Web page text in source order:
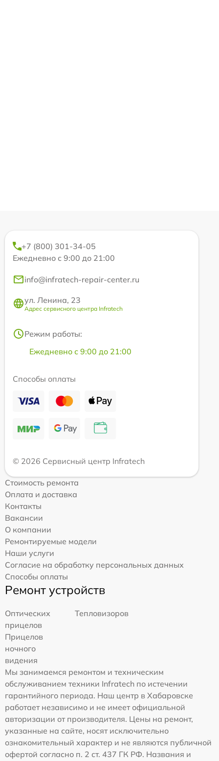
+7 (800) 301-34-05
Ежедневно с 9:00 до 21:00
info@infratech-repair-center.ru
ул. Ленина, 23
Адрес сервисного центра Infratech
Режим работы:
Ежедневно с 9:00 до 21:00
Способы оплаты
© 2026 Сервисный центр Infratech
Стоимость ремонта
Оплата и доставка
Контакты
Вакансии
О компании
Ремонтируемые модели
Наши услуги
Согласие на обработку персональных данных
Способы оплаты
Ремонт устройств
Оптических
прицелов
Тепловизоров
Прицелов
ночного
видения
Мы занимаемся ремонтом и техническим
обслуживанием техники Infratech по истечении
гарантийного периода. Наш центр в Хабаровске
работает независимо и не имеет официальной
авторизации от производителя. Цены на ремонт,
указанные на сайте, носят исключительно
ознакомительный характер и не являются публичной
офертой согласно п. 2 ст. 437 ГК РФ. Названия и